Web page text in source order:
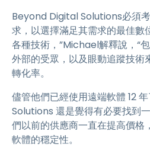
Beyond Digital Solutions必須
求，以選擇滿足其需求的最佳數
各種技術，”Michael解釋說，“
外部的受眾，以及眼動追蹤技術
轉化率。
儘管他們已經使用遠端軟體 12
Solutions 還是覺得有必要找到
們以前的供應商一直在提高價格
軟體的穩定性。